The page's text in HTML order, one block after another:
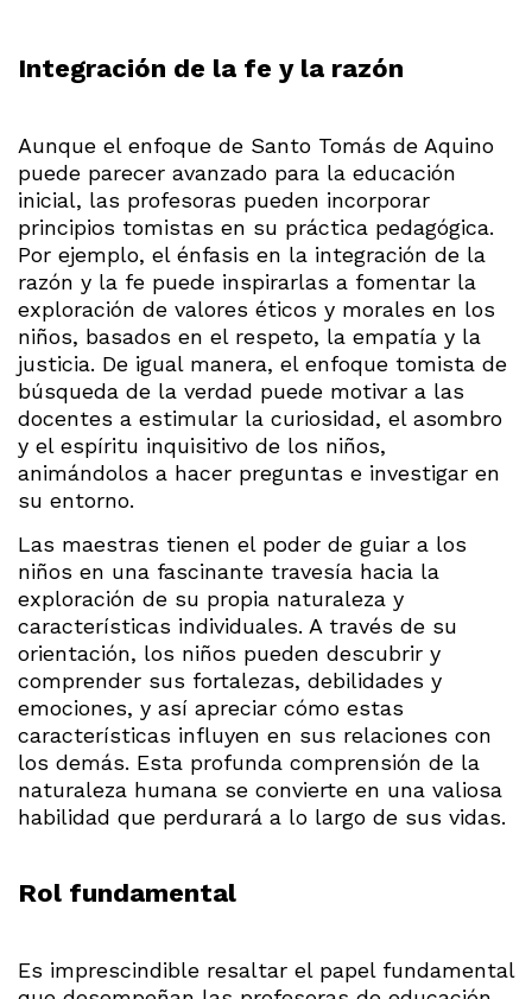
Integración de la fe y la razón
Aunque el enfoque de Santo Tomás de Aquino
puede parecer avanzado para la educación
inicial, las profesoras pueden incorporar
principios tomistas en su práctica pedagógica.
Por ejemplo, el énfasis en la integración de la
razón y la fe puede inspirarlas a fomentar la
exploración de valores éticos y morales en los
niños, basados en el respeto, la empatía y la
justicia. De igual manera, el enfoque tomista de
búsqueda de la verdad puede motivar a las
docentes a estimular la curiosidad, el asombro
y el espíritu inquisitivo de los niños,
animándolos a hacer preguntas e investigar en
su entorno.
Las maestras tienen el poder de guiar a los
niños en una fascinante travesía hacia la
exploración de su propia naturaleza y
características individuales. A través de su
orientación, los niños pueden descubrir y
comprender sus fortalezas, debilidades y
emociones, y así apreciar cómo estas
características influyen en sus relaciones con
los demás. Esta profunda comprensión de la
naturaleza humana se convierte en una valiosa
habilidad que perdurará a lo largo de sus vidas.
Rol fundamental
Es imprescindible resaltar el papel fundamental